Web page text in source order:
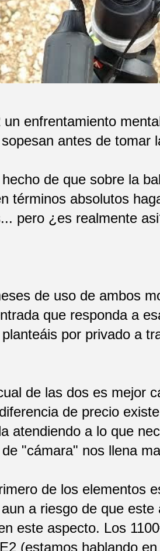
enfrentamiento
antes de tomar
de que sobre la
términos absolutos
pero ¿es realmente
de uso de ambos
que responda a
por privado a
de las dos es mejor
de precio
atendiendo a lo que
"cámara" nos llena
de los elementos
a riesgo de que
este aspecto. Los
(estamos hablando